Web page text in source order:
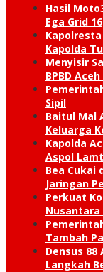
Hasil
Ega Grid 16
Kapolda
Menyisir
BPBD
Sipil
Baitul Mal
Keluarga
Kapolda
Aspol
Bea Cukai
Jaringan
Perkuat
Nusantara
Tambah
Densus 88
Langkah